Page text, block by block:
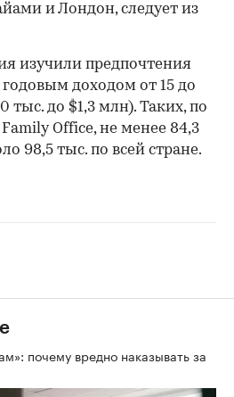
и Лондон, следует из
изучили предпочтения
доходом от 15 до
тыс. до $1,3 млн). Таких, по
Office, не менее 84,3
98,5 тыс. по всей стране.
почему вредно наказывать за